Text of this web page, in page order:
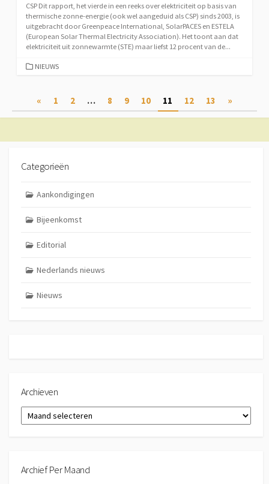
CSP Dit rapport, het vierde in een reeks over elektriciteit op basis van
thermische zonne-energie (ook wel aangeduid als CSP) sinds 2003, is
uitgebracht door Greenpeace International, SolarPACES en ESTELA
(European Solar Thermal Electricity Association). Het toont aan dat
elektriciteit uit zonnewarmte (STE) maar liefst 12 procent van de...
CATEGORIEËN
NIEUWS
Berichtnavigatie
« 1 2 … 8 9 10 11 12 13 »
Categorieën
Aankondigingen
Bijeenkomst
Editorial
Nederlands nieuws
Nieuws
Archieven
Archieven
Archief Per Maand